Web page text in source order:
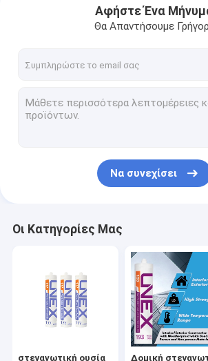
Γύρος εργοστασίων
Ζητήστε ένα απόσπασμα
Δομική στεγανωτική ουσία
μονώνοντας στεγανωτική ουσία
Πλήκτρο διαστήματος παραθύρων
Αφήστε Ένα
Θα Απαντήσουμε
Να συνεχίσει
Οι Κατηγορίες Μας
στεγανωτική ουσία Δομική